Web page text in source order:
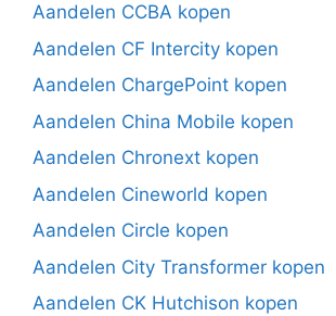
Aandelen CCBA kopen
Aandelen CF Intercity kopen
Aandelen ChargePoint kopen
Aandelen China Mobile kopen
Aandelen Chronext kopen
Aandelen Cineworld kopen
Aandelen Circle kopen
Aandelen City Transformer kopen
Aandelen CK Hutchison kopen